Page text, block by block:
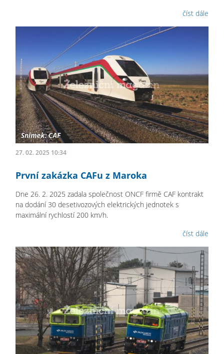
číst dále
27. 02. 2025 10:34
První zakázka CAFu z Maroka
Dne 26. 2. 2025 zadala společnost ONCF firmě CAF kontrakt
na dodání 30 desetivozových elektrických jednotek s
maximální rychlostí 200 km/h.
číst dále